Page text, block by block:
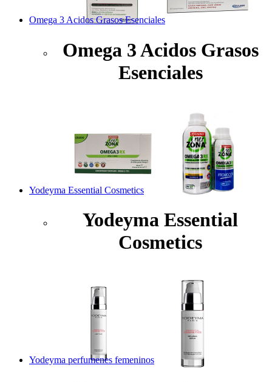
Omega 3 Acidos Grasos Esenciales
Omega 3 Acidos Grasos
Esenciales
Yodeyma Essential Cosmetics
Yodeyma Essential
Cosmetics
Yodeyma perfumenes femeninos